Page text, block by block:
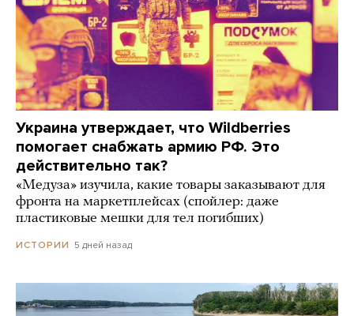
Украина утверждает, что Wildberries
помогает снабжать армию РФ. Это
действительно так?
«Медуза» изучила, какие товары заказывают для
фронта на маркетплейсах (спойлер: даже
пластиковые мешки для тел погибших)
ИСТОРИИ 5 дней назад